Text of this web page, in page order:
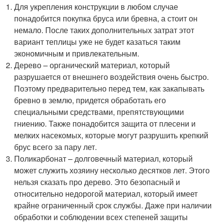
Для укрепления конструкции в любом случае
понадобится покупка бруса или бревна, а стоит он
немало. После таких дополнительных затрат этот
вариант теплицы уже не будет казаться таким
экономичным и привлекательным.
Дерево – органический материал, который
разрушается от внешнего воздействия очень быстро.
Поэтому предварительно перед тем, как закапывать
бревно в землю, придется обработать его
специальными средствами, препятствующими
гниению. Также понадобится защита от плесени и
мелких насекомых, которые могут разрушить крепкий
брус всего за пару лет.
Поликарбонат – долговечный материал, который
может служить хозяину несколько десятков лет. Этого
нельзя сказать про дерево. Это безопасный и
относительно недорогой материал, который имеет
крайне ограниченный срок службы. Даже при наличии
обработки и соблюдении всех степеней защиты